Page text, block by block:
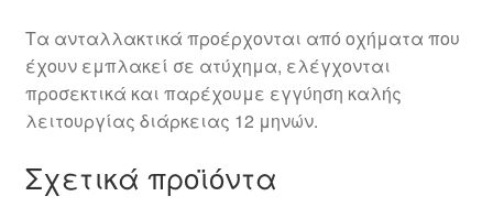
Τα ανταλλακτικά προέρχονται από οχήματα που
έχουν εμπλακεί σε ατύχημα, ελέγχονται
προσεκτικά και παρέχουμε εγγύηση καλής
λειτουργίας διάρκειας 12 μηνών.
Σχετικά προϊόντα